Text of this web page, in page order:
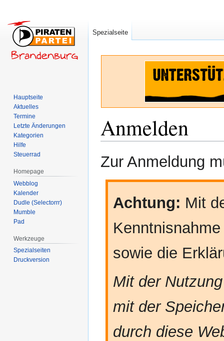
Anmelden
Navigation
Suche
Zur Anmeldung
Achtung: Mit
sowie die
Mit der
mit der
durch diese
Spezialseite
Hauptseite
Aktuelles
Termine
Letzte Änderungen
Kategorien
Hilfe
Steuerrad
Homepage
Webblog
Kalender
Dudle (Selectorrr)
Mumble
Pad
Werkzeuge
Spezialseiten
Druckversion